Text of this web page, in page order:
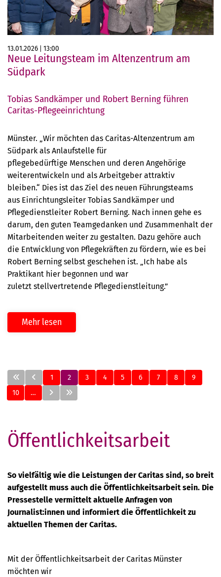
13.01.2026 13:00
Neue Leitungsteam im Altenzentrum am
Südpark
Tobias Sandkämper und Robert Berning führen
Caritas-Pflegeeinrichtung
Münster. „Wir möchten das Caritas-Altenzentrum am
Südpark als Anlaufstelle für
pflegebedürftige Menschen und deren Angehörige
weiterentwickeln und als Arbeitgeber attraktiv
bleiben.“ Dies ist das Ziel des neuen Führungsteams
aus Einrichtungsleiter Tobias Sandkämper und
Pflegedienstleiter Robert Berning. Nach innen gehe es
darum, den guten Teamgedanken und Zusammenhalt der
Mitarbeitenden weiter zu gestalten. Dazu gehöre auch
die Entwicklung von Pflegekräften zu fördern, wie es bei
Robert Berning selbst geschehen ist. „Ich habe als
Praktikant hier begonnen und war
zuletzt stellvertretende Pflegedienstleitung.”
Mehr lesen
1 2 3 4 5 6 7 8
9
10
…
Öffentlichkeitsarbeit
So vielfältig wie die Leistungen der Caritas sind, so breit
aufgestellt muss auch die Öffentlichkeitsarbeit sein. Die
Pressestelle vermittelt aktuelle Anfragen von
Journalist:innen und informiert die Öffentlichkeit zu
aktuellen Themen der Caritas.
Mit der Öffentlichkeitsarbeit der Caritas Münster
möchten wir